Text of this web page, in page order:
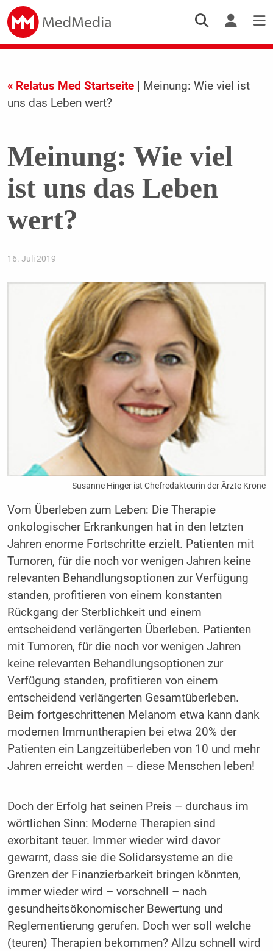
« Relatus Med Startseite| Meinung: Wie viel ist
uns das Leben wert?
Meinung: Wie viel
ist uns das Leben
wert?
16. Juli 2019
Susanne Hinger ist Chefredakteurin der Ärzte Krone
Vom Überleben zum Leben: Die Therapie
onkologischer Erkrankungen hat in den letzten
Jahren enorme Fortschritte erzielt. Patienten mit
Tumoren, für die noch vor wenigen Jahren keine
relevanten Behandlungsoptionen zur Verfügung
standen, profitieren von einem konstanten
Rückgang der Sterblichkeit und einem
entscheidend verlängerten Überleben. Patienten
mit Tumoren, für die noch vor wenigen Jahren
keine relevanten Behandlungsoptionen zur
Verfügung standen, profitieren von einem
entscheidend verlängerten Gesamtüberleben.
Beim fortgeschrittenen Melanom etwa kann dank
modernen Immuntherapien bei etwa 20% der
Patienten ein Langzeitüberleben von 10 und mehr
Jahren erreicht werden – diese Menschen leben!
Doch der Erfolg hat seinen Preis – durchaus im
wörtlichen Sinn: Moderne Therapien sind
exorbitant teuer. Immer wieder wird davor
gewarnt, dass sie die Solidarsysteme an die
Grenzen der Finanzierbarkeit bringen könnten,
immer wieder wird – vorschnell – nach
gesundheitsökonomischer Bewertung und
Reglementierung gerufen. Doch wer soll welche
(teuren) Therapien bekommen? Allzu schnell wird